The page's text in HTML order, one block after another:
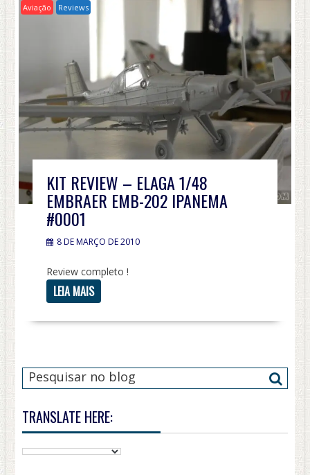
Aviação Reviews
KIT REVIEW – ELAGA 1/48
EMBRAER EMB-202 IPANEMA
#0001
8 DE MARÇO DE 2010
Review completo !
LEIA MAIS
TRANSLATE HERE: